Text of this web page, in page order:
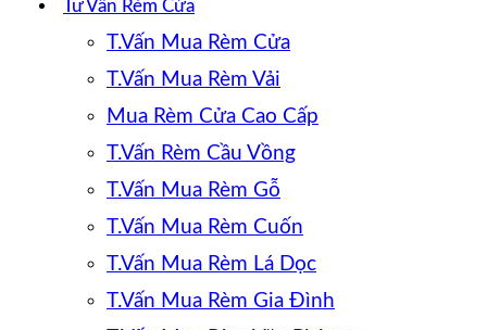
Tư Vấn Rèm Cửa
T.Vấn Mua Rèm Cửa
T.Vấn Mua Rèm Vải
Mua Rèm Cửa Cao Cấp
T.Vấn Rèm Cầu Vồng
T.Vấn Mua Rèm Gỗ
T.Vấn Mua Rèm Cuốn
T.Vấn Mua Rèm Lá Dọc
T.Vấn Mua Rèm Gia Đình